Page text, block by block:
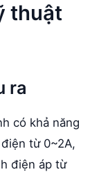
thuật
ra
có khả năng
từ 0~2A,
điện áp từ